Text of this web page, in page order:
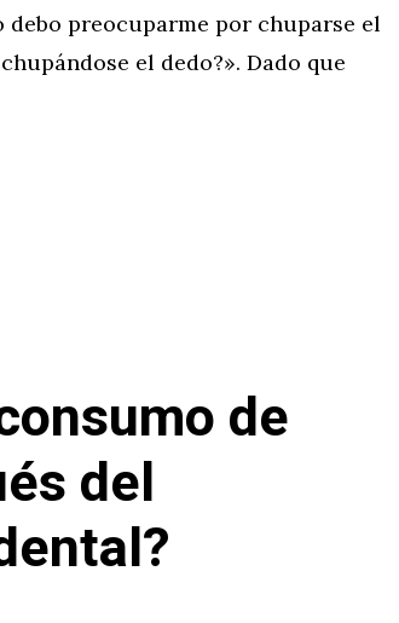
preocuparme por chuparse el
el dedo?». Dado que
de
del